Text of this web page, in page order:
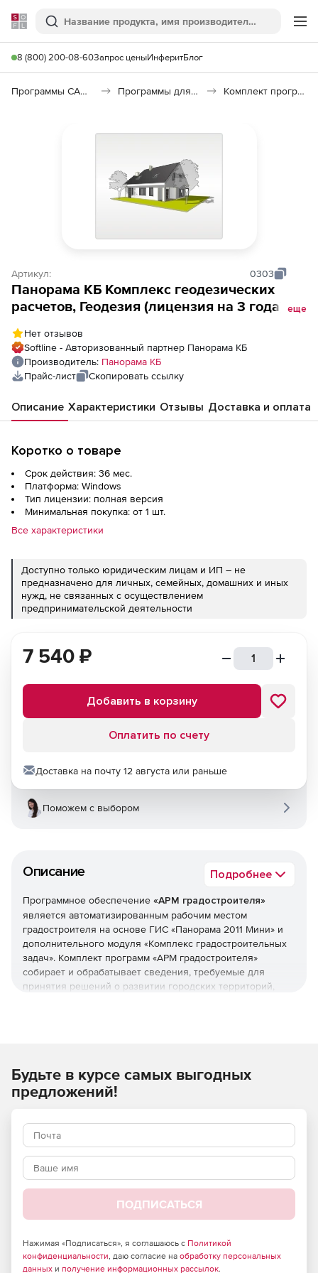
Softline
Поиск
8 (800) 200-08-60Запрос ценыИнферитБлог
Программы САПР и ГИС Программы для кадастра и градостроительства Комплект программ «АРМ градостроителя»
Артикул: 0303
Панорама КБ Комплекс геодезических
расчетов, Геодезия (лицензия на 3 года), в
Геодезический редактор в сокращенном
варианте, дополнительно оплачивается к
Панорама-редактор версия 15
еще
Нет отзывов
Softline - Авторизованный партнер Панорама КБ
Производитель: Панорама КБ
Прайс-лист
Скопировать ссылку
Описание Характеристики Отзывы Доставка и оплата
Коротко о товаре
Срок действия: 36 мес.
Платформа: Windows
Тип лицензии: полная версия
Минимальная покупка: от 1 шт.
Все характеристики
Доступно только юридическим лицам и ИП – не
предназначено для личных, семейных, домашних и иных
нужд, не связанных с осуществлением
предпринимательской деятельности
Описание Подробнее
Программное обеспечение «АРМ градостроителя»
является автоматизированным рабочим местом
градостроителя на основе ГИС «Панорама 2011 Мини» и
дополнительного модуля «Комплекс градостроительных
задач». Комплект программ «АРМ градостроителя»
собирает и обрабатывает сведения, требуемые для
принятия решений о развитии городских территорий,
Ведение книг и разделов ИСОГД, использование
системы классификации и кодирования ИСОГД в
Регистрация и размещение сведений в
информационном фонде ИСОГД. Формирование
ИСОГД заинтересованным лицам.
Автоматизированное формирование основной
7 540 ₽
Добавить в корзину
Оплатить по счету
Доставка на почту 12 августа или раньше
Поможем с выбором
Будьте в курсе самых выгодных
предложений!
ПОДПИСАТЬСЯ
Нажимая «Подписаться», я соглашаюсь с Политикой
конфиденциальности, даю согласие на обработку персональных
данных и получение информационных рассылок.